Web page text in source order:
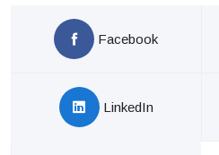
Facebook
LinkedIn